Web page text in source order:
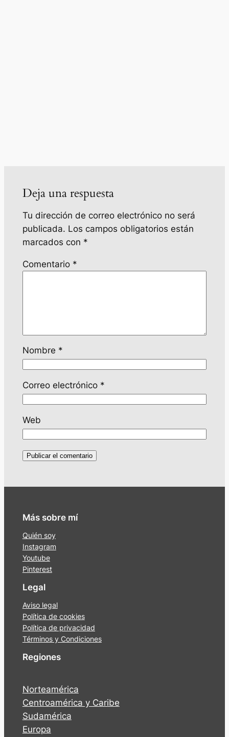
Deja una respuesta
Tu dirección de correo electrónico no será
publicada. Los campos obligatorios están
marcados con *
Comentario *
Nombre *
Correo electrónico *
Web
Más sobre mí
Quién soy
Instagram
Youtube
Pinterest
Legal
Aviso legal
Política de cookies
Política de privacidad
Términos y Condiciones
Regiones
Norteamérica
Centroamérica y Caribe
Sudamérica
Europa